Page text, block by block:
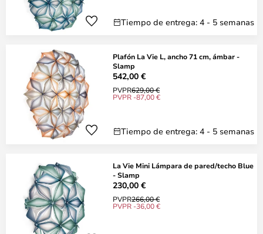
Tiempo de entrega: 4 - 5 semanas
Plafón La Vie L, ancho 71 cm, ámbar -
Slamp
542,00 €
PVPR629,00 €
PVPR -87,00 €
Tiempo de entrega: 4 - 5 semanas
La Vie Mini Lámpara de pared/techo Blue
- Slamp
230,00 €
PVPR266,00 €
PVPR -36,00 €